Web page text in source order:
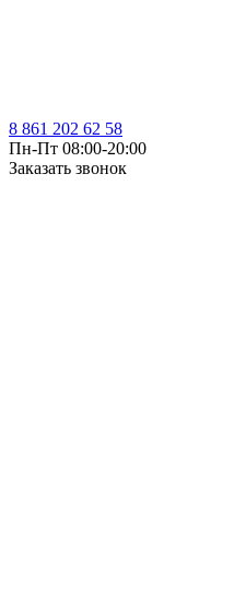
8 861 202 62 58
Пн-Пт 08:00-20:00
Заказать звонок